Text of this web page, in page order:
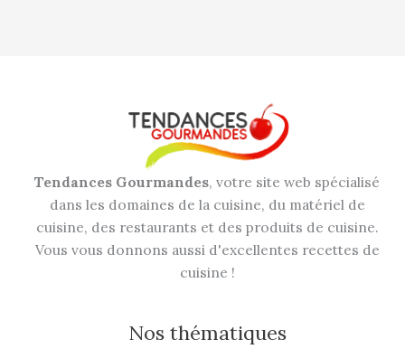
Tendances Gourmandes, votre site web spécialisé
dans les domaines de la cuisine, du matériel de
cuisine, des restaurants et des produits de cuisine.
Vous vous donnons aussi d'excellentes recettes de
cuisine !
Nos thématiques